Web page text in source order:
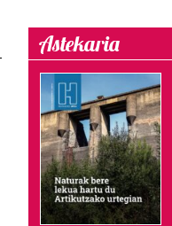
Astekaria